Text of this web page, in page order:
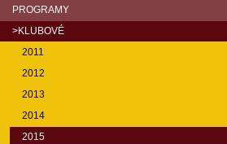
PROGRAMY
>KLUBOVÉ
2011
2012
2013
2014
2015